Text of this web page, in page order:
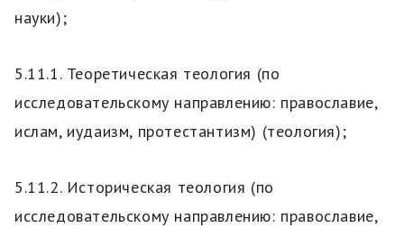
науки);
5.11.1. Теоретическая теология (по
исследовательскому направлению: православие,
ислам, иудаизм, протестантизм) (теология);
5.11.2. Историческая теология (по
исследовательскому направлению: православие,